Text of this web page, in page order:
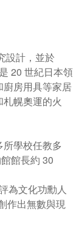
設計，並於
20 世紀日本領
房用具等家居
幌奧運的火
學校任教多
館長約 30
為文化功勳人
作出無數與現